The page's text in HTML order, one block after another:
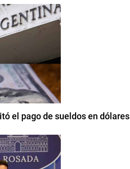
el pago de sueldos en dólares